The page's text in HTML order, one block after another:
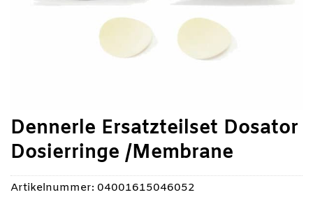
Dennerle Ersatzteilset Dosator
Dosierringe /Membrane
Artikelnummer: 04001615046052